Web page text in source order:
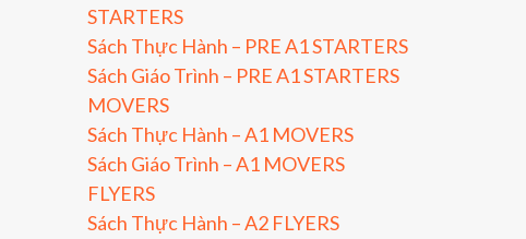
STARTERS
Sách Thực Hành – PRE A1 STARTERS
Sách Giáo Trình – PRE A1 STARTERS
MOVERS
Sách Thực Hành – A1 MOVERS
Sách Giáo Trình – A1 MOVERS
FLYERS
Sách Thực Hành – A2 FLYERS